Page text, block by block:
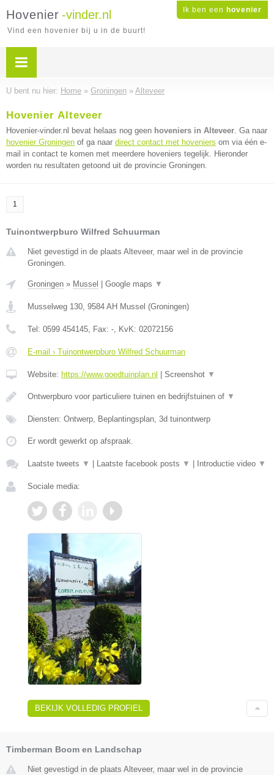
Ik ben een hovenier
Hovenier -vinder.nl
Vind een hovenier bij u in de buurt!
U bent nu hier: Home » Groningen » Alteveer
Hovenier Alteveer
Hovenier-vinder.nl bevat helaas nog geen hoveniers in Alteveer. Ga naar
hovenier Groningen of ga naar direct contact met hoveniers om via één e-
mail in contact te komen met meerdere hoveniers tegelijk. Hieronder
worden nu resultaten getoond uit de provincie Groningen.
1
Tuinontwerpburo Wilfred Schuurman
Niet gevestigd in de plaats Alteveer, maar wel in de provincie
Groningen.
Groningen » Mussel Google maps ▼
Musselweg 130, 9584 AH Mussel (Groningen)
Tel: 0599 454145, Fax: -, KvK: 02072156
E-mail › Tuinontwerpburo Wilfred Schuurman
Website: https://www.goedtuinplan.nl Screenshot ▼
Ontwerpburo voor particuliere tuinen en bedrijfstuinen of ▼
Diensten: Ontwerp, Beplantingsplan, 3d tuinontwerp
Er wordt gewerkt op afspraak.
Laatste tweets ▼ Laatste facebook posts ▼ Introductie video ▼
Sociale media:
BEKIJK VOLLEDIG PROFIEL
Timberman Boom en Landschap
Niet gevestigd in de plaats Alteveer, maar wel in de provincie